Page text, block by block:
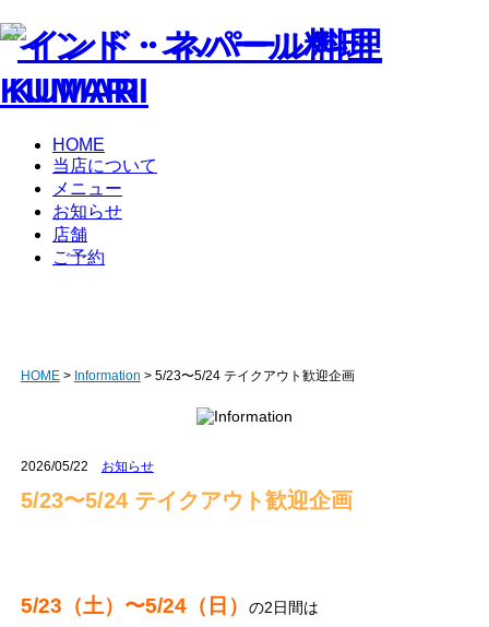
HOME
当店について
メニュー
お知らせ
店舗
ご予約
HOME> Information > 5/23〜5/24 テイクアウト歓迎企画
2026/05/22 お知らせ
5/23〜5/24 テイクアウト歓迎企画
5/23（土）〜5/24（日）
の2日間は